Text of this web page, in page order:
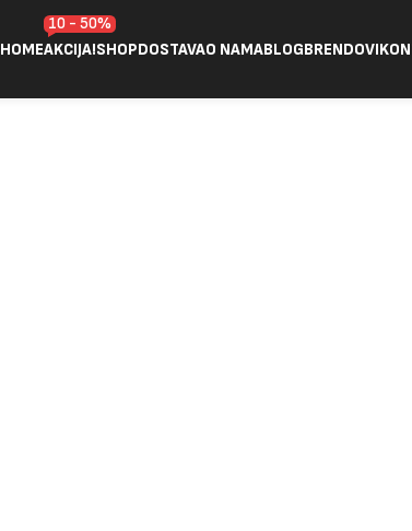
HOMEAKCIJA!
10 - 50%
SHOPDOSTAVAO NAMABLOGBRENDOVI